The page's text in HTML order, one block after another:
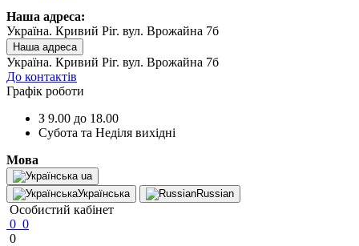
Наша адреса:
Україна. Кривий Ріг. вул. Врожайна 7б
Наша адреса
Україна. Кривий Ріг. вул. Врожайна 7б
До контактів
Графік роботи
З 9.00 до 18.00
Субота та Неділя вихідні
Мова
ua
Українська
Russian
Особистий кабінет
0 0
0